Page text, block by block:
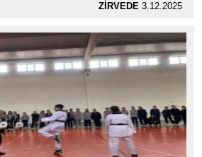
ZİRVEDE3.12.2025